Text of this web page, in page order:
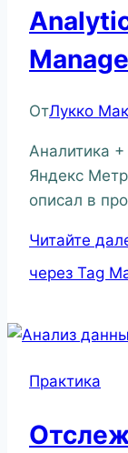
ОтЛукко
Аналитика
Яндекс
описал в
Читайте
через Tag
Практика